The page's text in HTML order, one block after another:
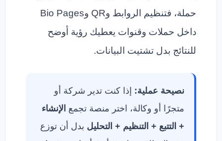
حملة، فتنظيم الروابط وQR وBio Pages
داخل حملات وقنوات يعطيك رؤية أوضح
للنتائج بدل تشتيت البيانات.
نصيحة عملية: إذا كنت تدير شركة أو
متجرًا أو وكالة، اختر منصة تجمع الإنشاء
+ التتبع + التنظيم + التحليل بدل أن توزع